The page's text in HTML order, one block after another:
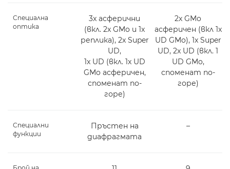
Специална
оптика
3x асферични
(вкл. 2x GMo и 1x
реплика), 2x Super
UD,
1x UD (вкл. 1x UD
GMo асферичен,
споменат по-
горе)
2x GMo
асферичен (вкл 1x
UD GMo), 1x Super
UD, 2x UD (вкл. 1
UD GMo,
споменат по-
горе)
Специални
функции
Пръстен на
диафрагмата
–